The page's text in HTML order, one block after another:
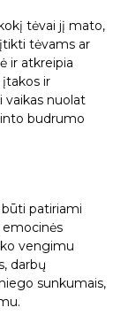
tėvai jį mato,
tėvams ar
ir atkreipia
ir
vaikas nuolat
budrumo
patiriami
vengimu
darbų
sunkumais,